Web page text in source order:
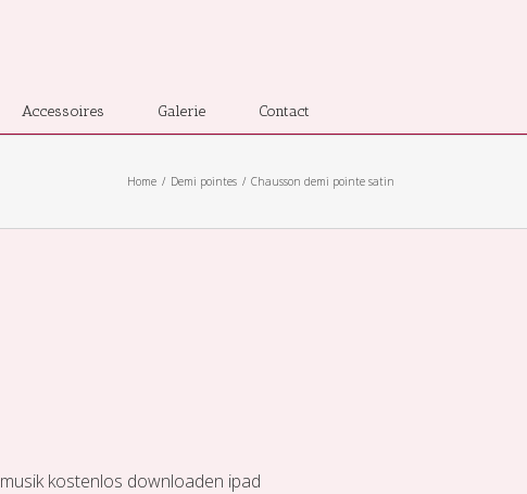
Accessoires Galerie Contact
Home Demi pointes Chausson demi pointe satin
musik kostenlos downloaden ipad